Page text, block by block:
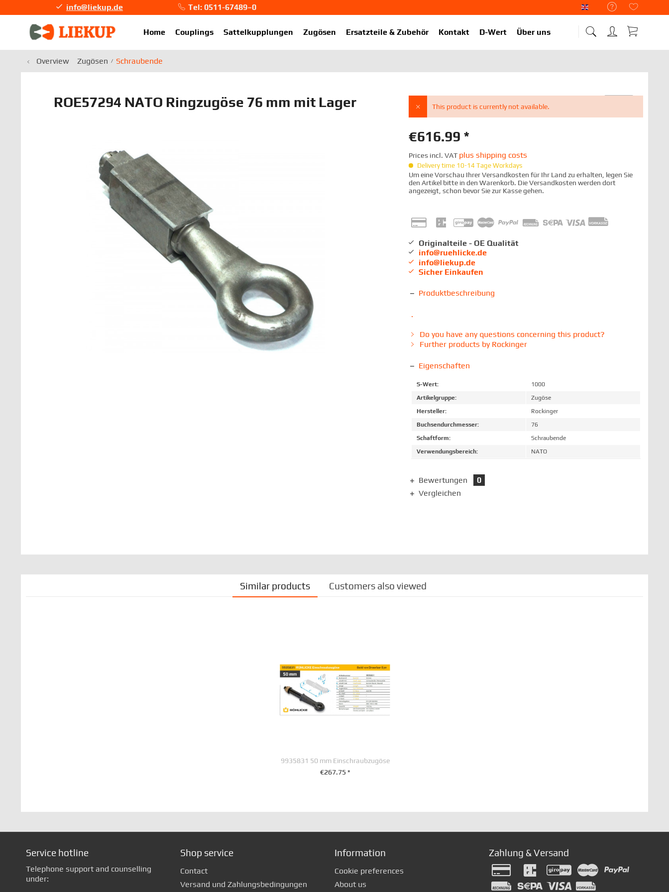
Liekup Englisch
info@liekup.de
Tel: 0511-67489–0
Home
Couplings Sattelkupplungen Zugösen Ersatzteile & Zubehör Kontakt D-Wert Über uns
Overview Zugösen Schraubende
ROE57294 NATO Ringzugöse 76 mm mit Lager This product is currently not available.
€616.99 *
Prices incl. VAT plus shipping costs
Delivery time 10-14 Tage Workdays
Um eine Vorschau Ihrer Versandkosten für Ihr Land zu erhalten, legen Sie
den Artikel bitte in den Warenkorb. Die Versandkosten werden dort
angezeigt, schon bevor Sie zur Kasse gehen.
Originalteile - OE Qualität
info@ruehlicke.de
info@liekup.de
Sicher Einkaufen
Produktbeschreibung
.
Do you have any questions concerning this product?
Further products by Rockinger
Eigenschaften
S-Wert:
1000
Artikelgruppe:
Zugöse
Hersteller:
Rockinger
Buchsendurchmesser:
76
Schaftform:
Schraubende
Verwendungsbereich:
NATO
Bewertungen
0
Vergleichen
Similar products Customers also viewed
9935831 50 mm Einschraubzugöse
€267.75 *
Service hotline
Telephone support and counselling
under:
Shop service
Contact
Versand und Zahlungsbedingungen
Information
Cookie preferences
About us
Zahlung & Versand